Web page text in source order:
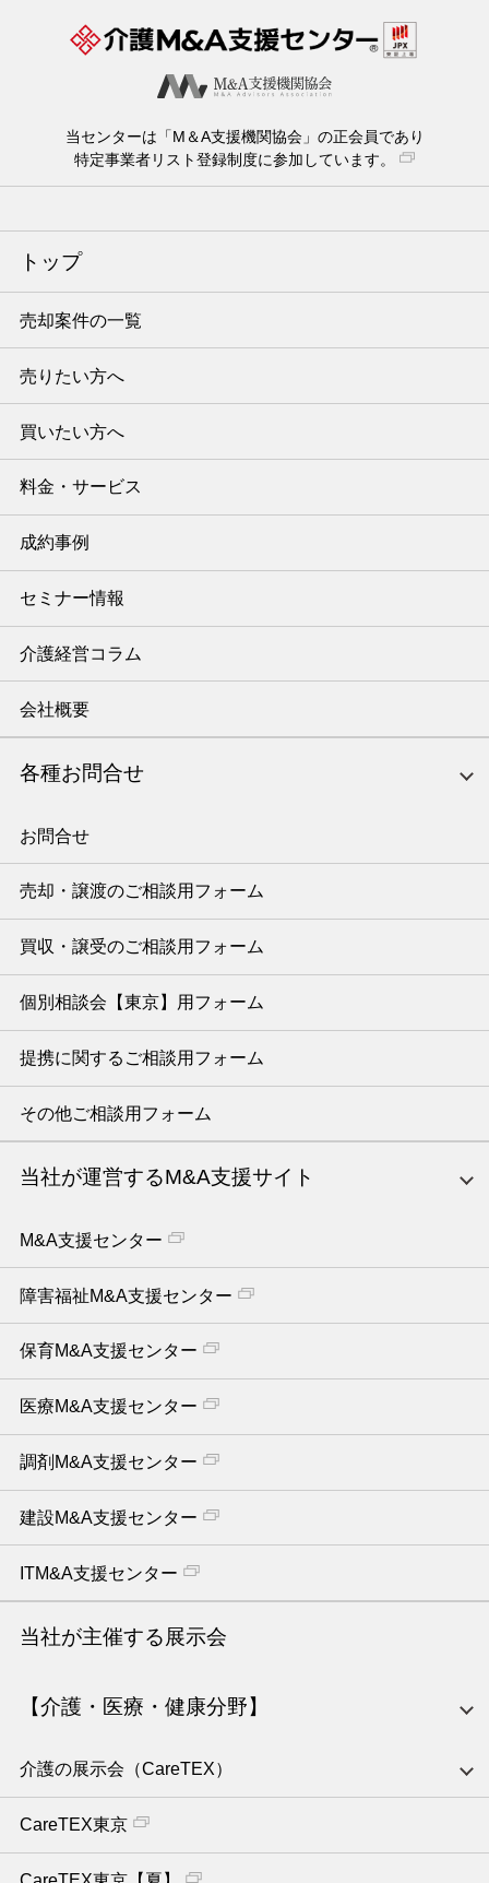
当センターは「M＆A支援機関協会」の正会員であり
特定事業者リスト登録制度に参加しています。
トップ
売却案件の一覧
売りたい方へ
買いたい方へ
料金・サービス
成約事例
セミナー情報
介護経営コラム
会社概要
各種お問合せ
お問合せ
売却・譲渡のご相談用フォーム
買収・譲受のご相談用フォーム
個別相談会【東京】用フォーム
提携に関するご相談用フォーム
その他ご相談用フォーム
当社が運営するM&A支援サイト
M&A支援センター
障害福祉M&A支援センター
保育M&A支援センター
医療M&A支援センター
調剤M&A支援センター
建設M&A支援センター
ITM&A支援センター
当社が主催する展示会
【介護・医療・健康分野】
介護の展示会（CareTEX）
CareTEX東京